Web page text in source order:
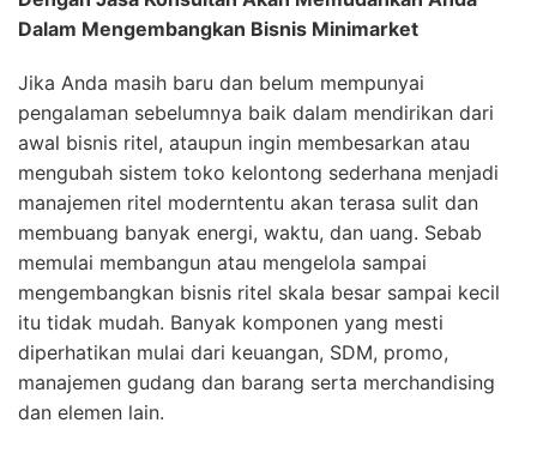
Dalam Mengembangkan Bisnis Minimarket
Jika Anda masih baru dan belum mempunyai
pengalaman sebelumnya baik dalam mendirikan dari
awal bisnis ritel, ataupun ingin membesarkan atau
mengubah sistem toko kelontong sederhana menjadi
manajemen ritel moderntentu akan terasa sulit dan
membuang banyak energi, waktu, dan uang. Sebab
memulai membangun atau mengelola sampai
mengembangkan bisnis ritel skala besar sampai kecil
itu tidak mudah. Banyak komponen yang mesti
diperhatikan mulai dari keuangan, SDM, promo,
manajemen gudang dan barang serta merchandising
dan elemen lain.